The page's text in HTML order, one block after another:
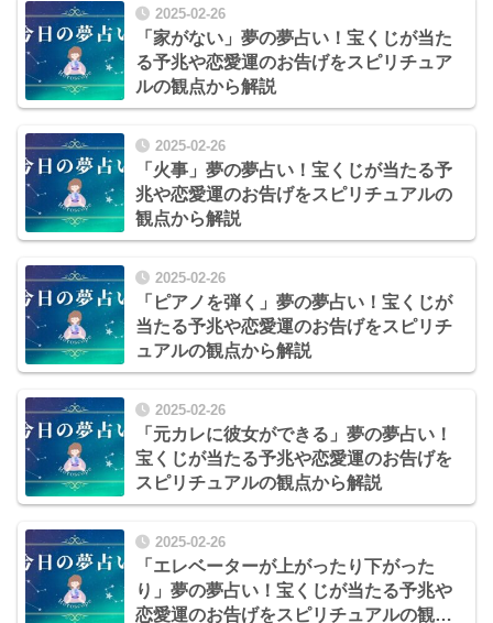
2025-02-26
「家がない」夢の夢占い！宝くじが当た
る予兆や恋愛運のお告げをスピリチュア
ルの観点から解説
2025-02-26
「火事」夢の夢占い！宝くじが当たる予
兆や恋愛運のお告げをスピリチュアルの
観点から解説
2025-02-26
「ピアノを弾く」夢の夢占い！宝くじが
当たる予兆や恋愛運のお告げをスピリチ
ュアルの観点から解説
2025-02-26
「元カレに彼女ができる」夢の夢占い！
宝くじが当たる予兆や恋愛運のお告げを
スピリチュアルの観点から解説
2025-02-26
「エレベーターが上がったり下がった
り」夢の夢占い！宝くじが当たる予兆や
恋愛運のお告げをスピリチュアルの観点